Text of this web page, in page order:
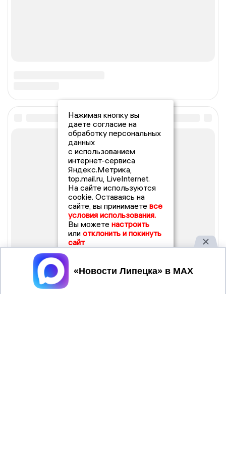
Нажимая кнопку вы
даете согласие на
обработку персональных
данных
с использованием
интернет-сервиса
Яндекс.Метрика,
top.mail.ru, LiveInternet.
На сайте используются
cookie. Оставаясь на
сайте, вы принимаете все
условия использования.
Вы можете настроить
или отклонить и покинуть
сайт
Принять